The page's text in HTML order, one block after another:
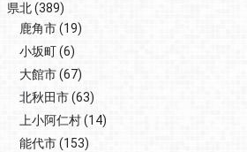
県北(389)
鹿角市(19)
小坂町(6)
大館市(67)
北秋田市(63)
上小阿仁村(14)
能代市(153)